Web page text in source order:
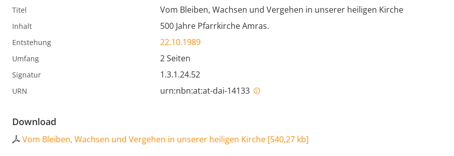
Titel Vom Bleiben, Wachsen und Vergehen in unserer heiligen Kirche
Inhalt 500 Jahre Pfarrkirche Amras.
Entstehung 22.10.1989
Umfang 2 Seiten
Signatur 1.3.1.24.52
URN urn:nbn:at:at-dai-14133
Download
Vom Bleiben, Wachsen und Vergehen in unserer heiligen Kirche [540,27 kb]